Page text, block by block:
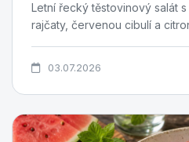
Letní řecký těstovinový salát
rajčaty, červenou cibulí a
03.07.2026